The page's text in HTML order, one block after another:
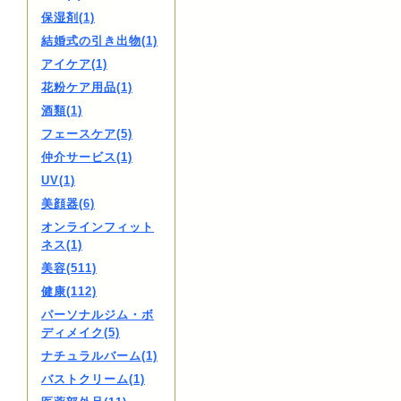
保湿剤(1)
結婚式の引き出物(1)
アイケア(1)
花粉ケア用品(1)
酒類(1)
フェースケア(5)
仲介サービス(1)
UV(1)
美顔器(6)
オンラインフィット
ネス(1)
美容(511)
健康(112)
パーソナルジム・ボ
ディメイク(5)
ナチュラルバーム(1)
バストクリーム(1)